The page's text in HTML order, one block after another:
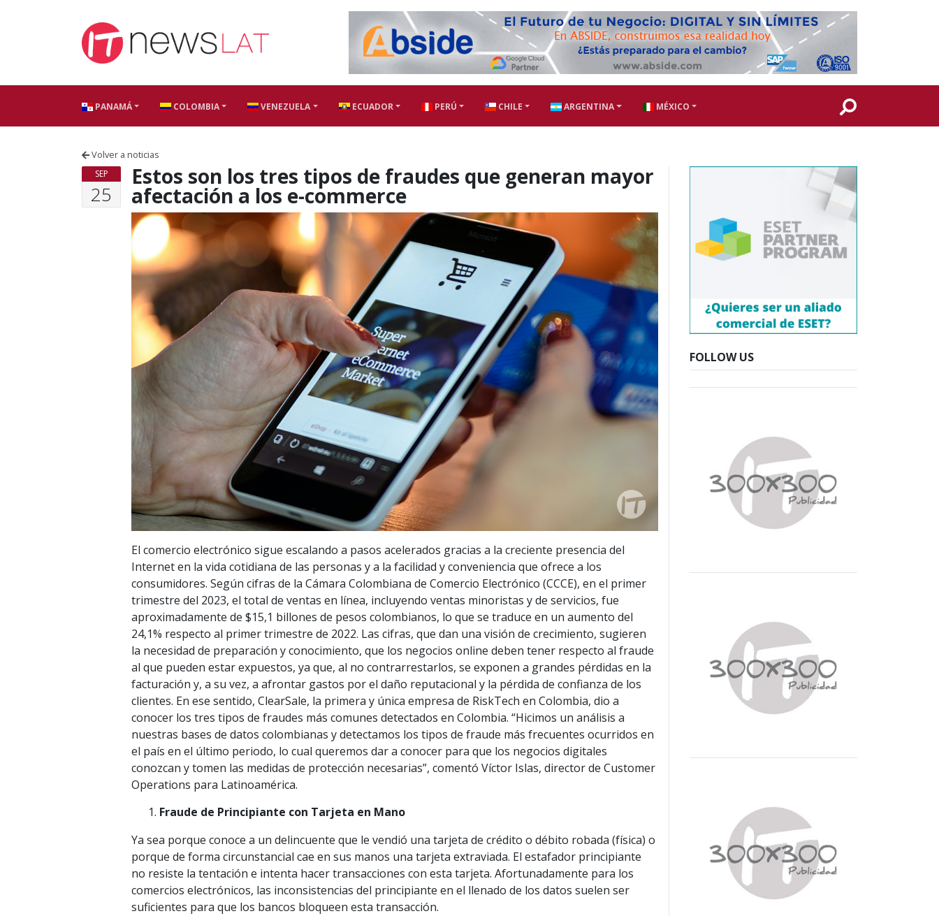
PANAMÁ COLOMBIA VENEZUELA ECUADOR PERÚ CHILE ARGENTINA MÉXICO
Volver a noticias
SEP
25
Estos son los tres tipos de fraudes que generan mayor
afectación a los e-commerce
El comercio electrónico sigue escalando a pasos acelerados gracias a la creciente presencia del
Internet en la vida cotidiana de las personas y a la facilidad y conveniencia que ofrece a los
consumidores. Según cifras de la Cámara Colombiana de Comercio Electrónico (CCCE), en el primer
trimestre del 2023, el total de ventas en línea, incluyendo ventas minoristas y de servicios, fue
aproximadamente de $15,1 billones de pesos colombianos, lo que se traduce en un aumento del
24,1% respecto al primer trimestre de 2022. Las cifras, que dan una visión de crecimiento, sugieren
la necesidad de preparación y conocimiento, que los negocios online deben tener respecto al fraude
al que pueden estar expuestos, ya que, al no contrarrestarlos, se exponen a grandes pérdidas en la
facturación y, a su vez, a afrontar gastos por el daño reputacional y la pérdida de confianza de los
clientes. En ese sentido, ClearSale, la primera y única empresa de RiskTech en Colombia, dio a
conocer los tres tipos de fraudes más comunes detectados en Colombia. “Hicimos un análisis a
nuestras bases de datos colombianas y detectamos los tipos de fraude más frecuentes ocurridos en
el país en el último periodo, lo cual queremos dar a conocer para que los negocios digitales
conozcan y tomen las medidas de protección necesarias”, comentó Víctor Islas, director de Customer
Operations para Latinoamérica.
Fraude de Principiante con Tarjeta en Mano
Ya sea porque conoce a un delincuente que le vendió una tarjeta de crédito o débito robada (física) o
porque de forma circunstancial cae en sus manos una tarjeta extraviada. El estafador principiante
no resiste la tentación e intenta hacer transacciones con esta tarjeta. Afortunadamente para los
comercios electrónicos, las inconsistencias del principiante en el llenado de los datos suelen ser
suficientes para que los bancos bloqueen esta transacción.
FOLLOW US